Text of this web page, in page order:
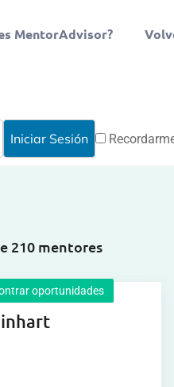
MentorAdvisor?
210 mentores
oportunidades